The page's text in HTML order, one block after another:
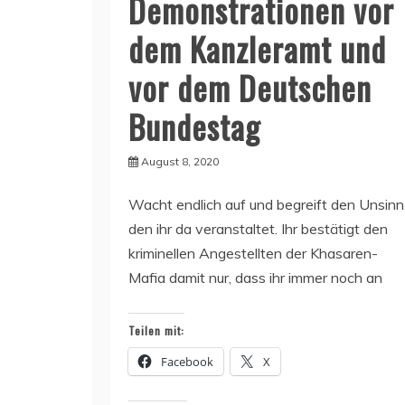
dem Kanzleramt und
vor dem Deutschen
Bundestag
August 8, 2020
Wacht endlich auf und begreift den
den ihr da veranstaltet. Ihr bestätigt den
kriminellen Angestellten der Khasaren-
Mafia damit nur, dass ihr immer noch an
Teilen mit:
Facebook X